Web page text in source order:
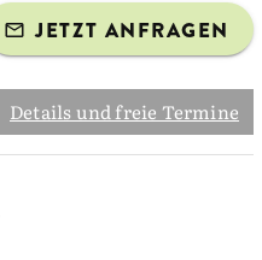
JETZT ANFRAGEN
Details und freie Termine